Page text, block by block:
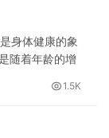
身体健康的象
随着年龄的增
效，不仅可以清
1.5K